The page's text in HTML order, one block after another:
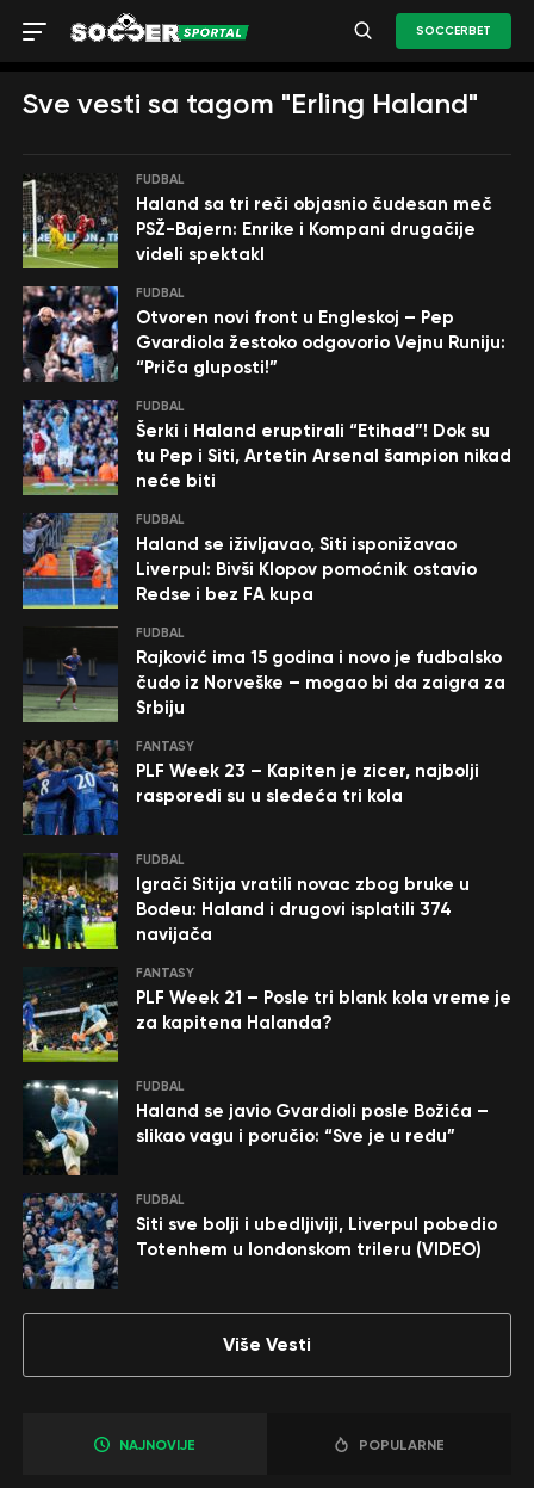
SOCCERBET
Sve vesti sa tagom "Erling Haland"
FUDBAL
Haland sa tri reči objasnio čudesan meč
PSŽ-Bajern: Enrike i Kompani drugačije
videli spektakl
FUDBAL
Otvoren novi front u Engleskoj – Pep
Gvardiola žestoko odgovorio Vejnu Runiju:
“Priča gluposti!”
FUDBAL
Šerki i Haland eruptirali “Etihad”! Dok su
tu Pep i Siti, Artetin Arsenal šampion nikad
neće biti
FUDBAL
Haland se iživljavao, Siti isponižavao
Liverpul: Bivši Klopov pomoćnik ostavio
Redse i bez FA kupa
FUDBAL
Rajković ima 15 godina i novo je fudbalsko
čudo iz Norveške – mogao bi da zaigra za
Srbiju
FANTASY
PLF Week 23 – Kapiten je zicer, najbolji
rasporedi su u sledeća tri kola
FUDBAL
Igrači Sitija vratili novac zbog bruke u
Bodeu: Haland i drugovi isplatili 374
navijača
FANTASY
PLF Week 21 – Posle tri blank kola vreme je
za kapitena Halanda?
FUDBAL
Haland se javio Gvardioli posle Božića –
slikao vagu i poručio: “Sve je u redu”
FUDBAL
Siti sve bolji i ubedljiviji, Liverpul pobedio
Totenhem u londonskom trileru (VIDEO)
Više Vesti
NAJNOVIJE POPULARNE